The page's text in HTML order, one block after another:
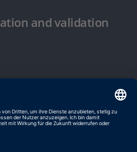
and validation
Geschäftsbedingungen